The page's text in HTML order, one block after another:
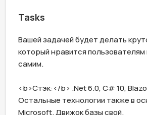
Tasks
Вашей задачей будет делать
который нравится пользователям
самим.
<b>Стэк:</b> .Net 6.0, C# 10,
Остальные технологии также в
Microsoft. Движок базы свой.